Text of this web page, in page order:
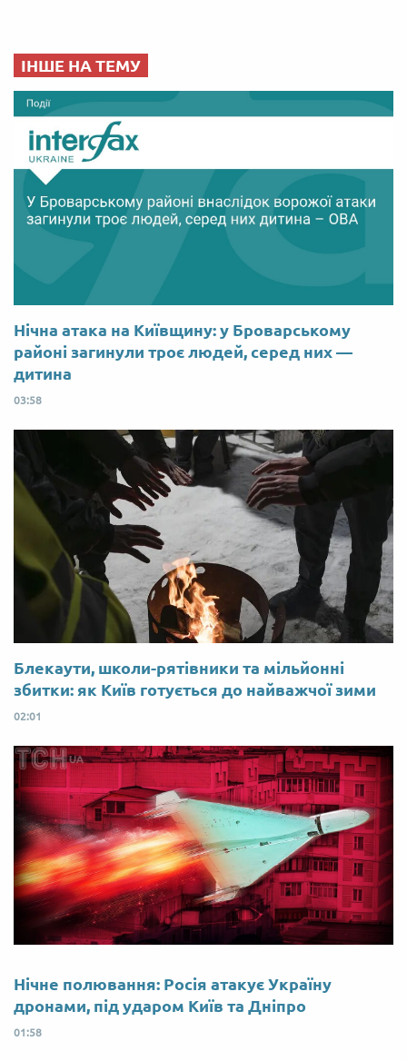
ІНШЕ НА ТЕМУ
Нічна атака на Київщину: у Броварському
районі загинули троє людей, серед них —
дитина
03:58
Блекаути, школи-рятівники та мільйонні
збитки: як Київ готується до найважчої зими
02:01
Нічне полювання: Росія атакує Україну
дронами, під ударом Київ та Дніпро
01:58